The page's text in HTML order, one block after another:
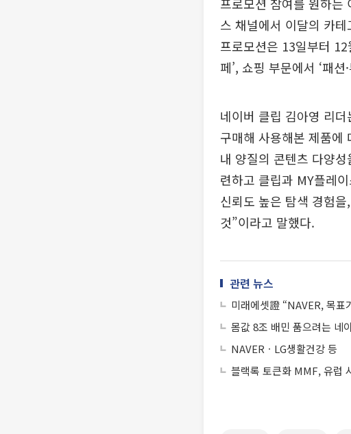
스 채널에서 이달의 카
프로모션은 13일부터
페’, 쇼핑 부문에서 ‘패
네이버 클립 김아영 리
구매해 사용해본 제품에
내 양질의 콘텐츠 다양
련하고 클립과 MY플레
신뢰도 높은 탐색 경험
것”이라고 말했다.
관련 뉴스
미래에셋證 “NAVER, 목
몸값 8조 배민 품으려는 네
NAVERㆍLG생활건강 등
블랙록 토큰화 MMF, 유럽